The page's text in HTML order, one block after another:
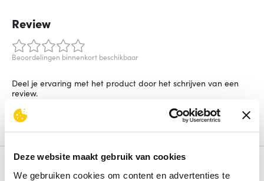
Deze website maakt gebruik van cookies
We gebruiken cookies om content en advertenties te
Review
Beoordelingen binnenkort beschikbaar
Deel je ervaring met het product door het schrijven van een
review.
Schrijf een review
Alternatieven